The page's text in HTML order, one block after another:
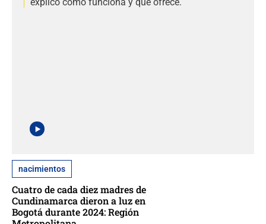
nacimientos
Cuatro de cada diez madres de
Cundinamarca dieron a luz en
Bogotá durante 2024: Región